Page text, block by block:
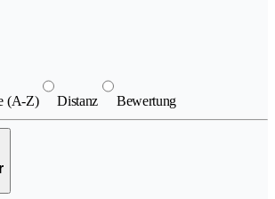
(A-Z) Distanz Bewertung